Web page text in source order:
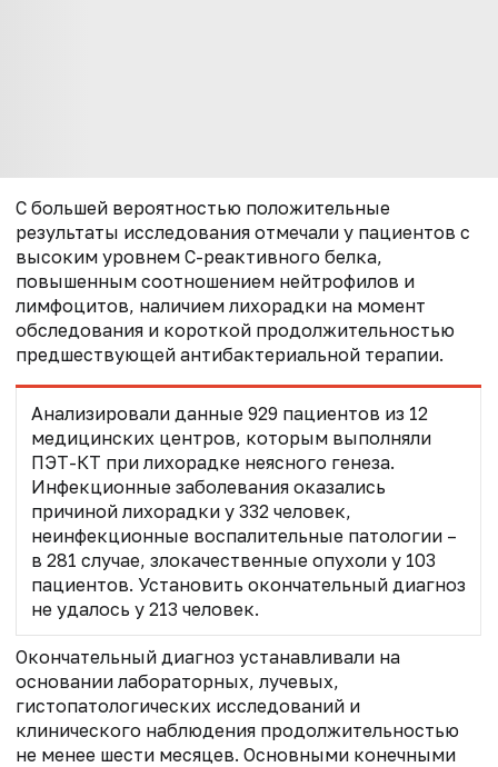
С большей вероятностью положительные
результаты исследования отмечали у пациентов с
высоким уровнем С-реактивного белка,
повышенным соотношением нейтрофилов и
лимфоцитов, наличием лихорадки на момент
обследования и короткой продолжительностью
предшествующей антибактериальной терапии.
Анализировали данные 929 пациентов из 12
медицинских центров, которым выполняли
ПЭТ-КТ при лихорадке неясного генеза.
Инфекционные заболевания оказались
причиной лихорадки у 332 человек,
неинфекционные воспалительные патологии –
в 281 случае, злокачественные опухоли у 103
пациентов. Установить окончательный диагноз
не удалось у 213 человек.
Окончательный диагноз устанавливали на
основании лабораторных, лучевых,
гистопатологических исследований и
клинического наблюдения продолжительностью
не менее шести месяцев. Основными конечными